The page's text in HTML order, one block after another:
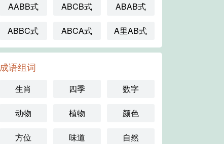
AABB式 ABCB式 ABAB式
ABBC式 ABCA式 A里AB式
成语组词
生肖 四季 数字
动物 植物 颜色
方位 味道 自然